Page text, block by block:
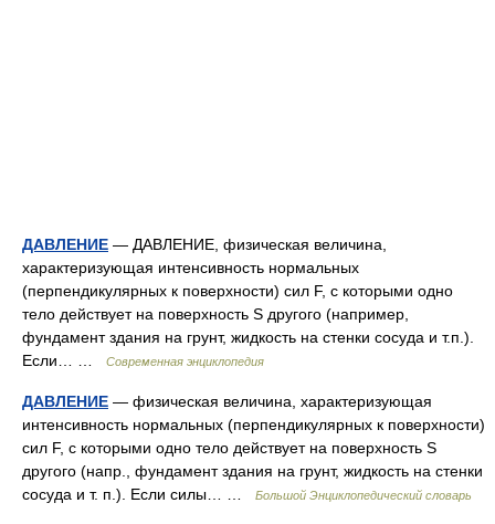
ДАВЛЕНИЕ — ДАВЛЕНИЕ, физическая величина,
характеризующая интенсивность нормальных
(перпендикулярных к поверхности) сил F, с которыми одно
тело действует на поверхность S другого (например,
фундамент здания на грунт, жидкость на стенки сосуда и т.п.).
Если… …
Современная энциклопедия
ДАВЛЕНИЕ — физическая величина, характеризующая
интенсивность нормальных (перпендикулярных к поверхности)
сил F, с которыми одно тело действует на поверхность S
другого (напр., фундамент здания на грунт, жидкость на стенки
сосуда и т. п.). Если силы… …
Большой Энциклопедический словарь